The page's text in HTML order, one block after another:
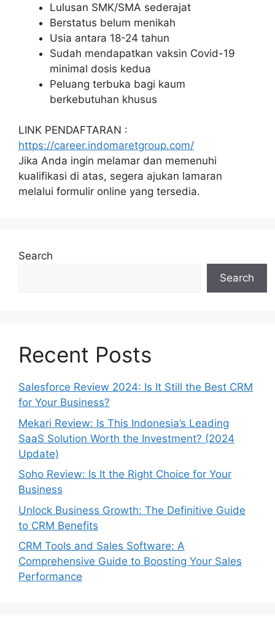
Lulusan SMK/SMA sederajat
Berstatus belum menikah
Usia antara 18-24 tahun
Sudah mendapatkan vaksin Covid-19
minimal dosis kedua
Peluang terbuka bagi kaum
berkebutuhan khusus
LINK PENDAFTARAN :
https://career.indomaretgroup.com/
Jika Anda ingin melamar dan memenuhi
kualifikasi di atas, segera ajukan lamaran
melalui formulir online yang tersedia.
Search
Search
Recent Posts
Salesforce Review 2024: Is It Still the Best CRM
for Your Business?
Mekari Review: Is This Indonesia’s Leading
SaaS Solution Worth the Investment? (2024
Update)
Soho Review: Is It the Right Choice for Your
Business
Unlock Business Growth: The Definitive Guide
to CRM Benefits
CRM Tools and Sales Software: A
Comprehensive Guide to Boosting Your Sales
Performance